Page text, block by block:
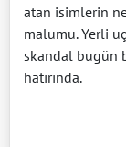
atan isimlerin
malumu. Yerli
skandal bugün
hatırında.